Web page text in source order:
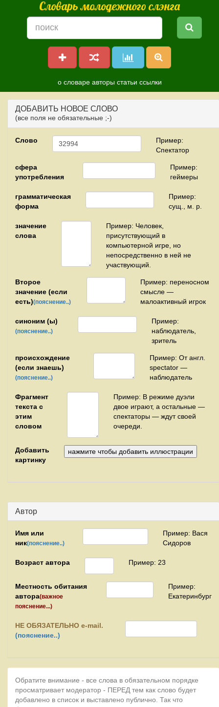
Словарь молодежного слэнга
о словаре авторы статьи ссылки
ДОБАВИТЬ НОВОЕ СЛОВО
(все поля не обязательные ;-)
Слово
Пример:
Спектатор
сфера
употребления
Пример:
геймеры
грамматическая
форма
Пример:
сущ., м. р.
значение
слова
Пример: Человек,
присутствующий в
компьютерной игре, но
непосредственно в ней не
участвующий.
Второе
значение (если
есть)(пояснение..)
Пример: переносном
смысле —
малоактивный игрок
синоним (ы)
(пояснение..)
Пример:
наблюдатель,
зритель
происхождение
(если знаешь)
(пояснение..)
Пример: От англ.
spectator —
наблюдатель
Фрагмент
текста с
этим
словом
Пример: В режиме дуэли
двое играют, а остальные —
спектаторы — ждут своей
очереди.
Добавить
картинку
Автор
Имя или
ник(пояснение..)
Пример: Вася
Сидоров
Возраст автора Пример: 23
Местность обитания
автора(важное
пояснение...)
Пример:
Екатеринбург
НЕ ОБЯЗАТЕЛЬНО e-mail.
(пояснение..)
Обратите внимание - все слова в обязательном порядке
просматривает модератор - ПЕРЕД тем как слово будет
добавлено в список и выставлено публично. Так что